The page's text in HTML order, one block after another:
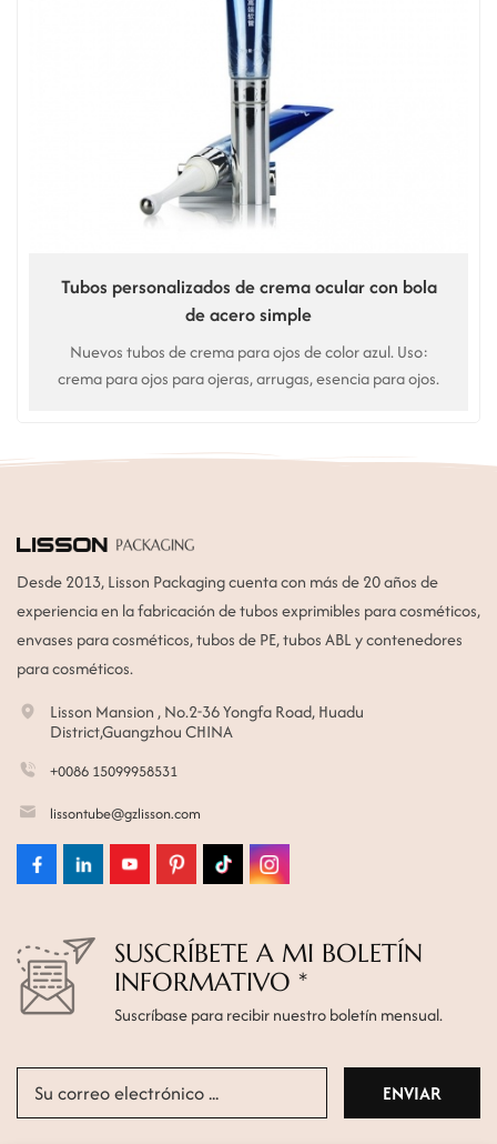
Tubos personalizados de crema ocular con bola
de acero simple
Nuevos tubos de crema para ojos de color azul. Uso:
crema para ojos para ojeras, arrugas, esencia para ojos.
Desde 2013, Lisson Packaging cuenta con más de 20 años de
experiencia en la fabricación de tubos exprimibles para cosméticos,
envases para cosméticos, tubos de PE, tubos ABL y contenedores
para cosméticos.
Lisson Mansion , No.2-36 Yongfa Road, Huadu
District,Guangzhou CHINA
+0086 15099958531
lissontube@gzlisson.com
SUSCRÍBETE A MI BOLETÍN
INFORMATIVO *
Suscríbase para recibir nuestro boletín mensual.